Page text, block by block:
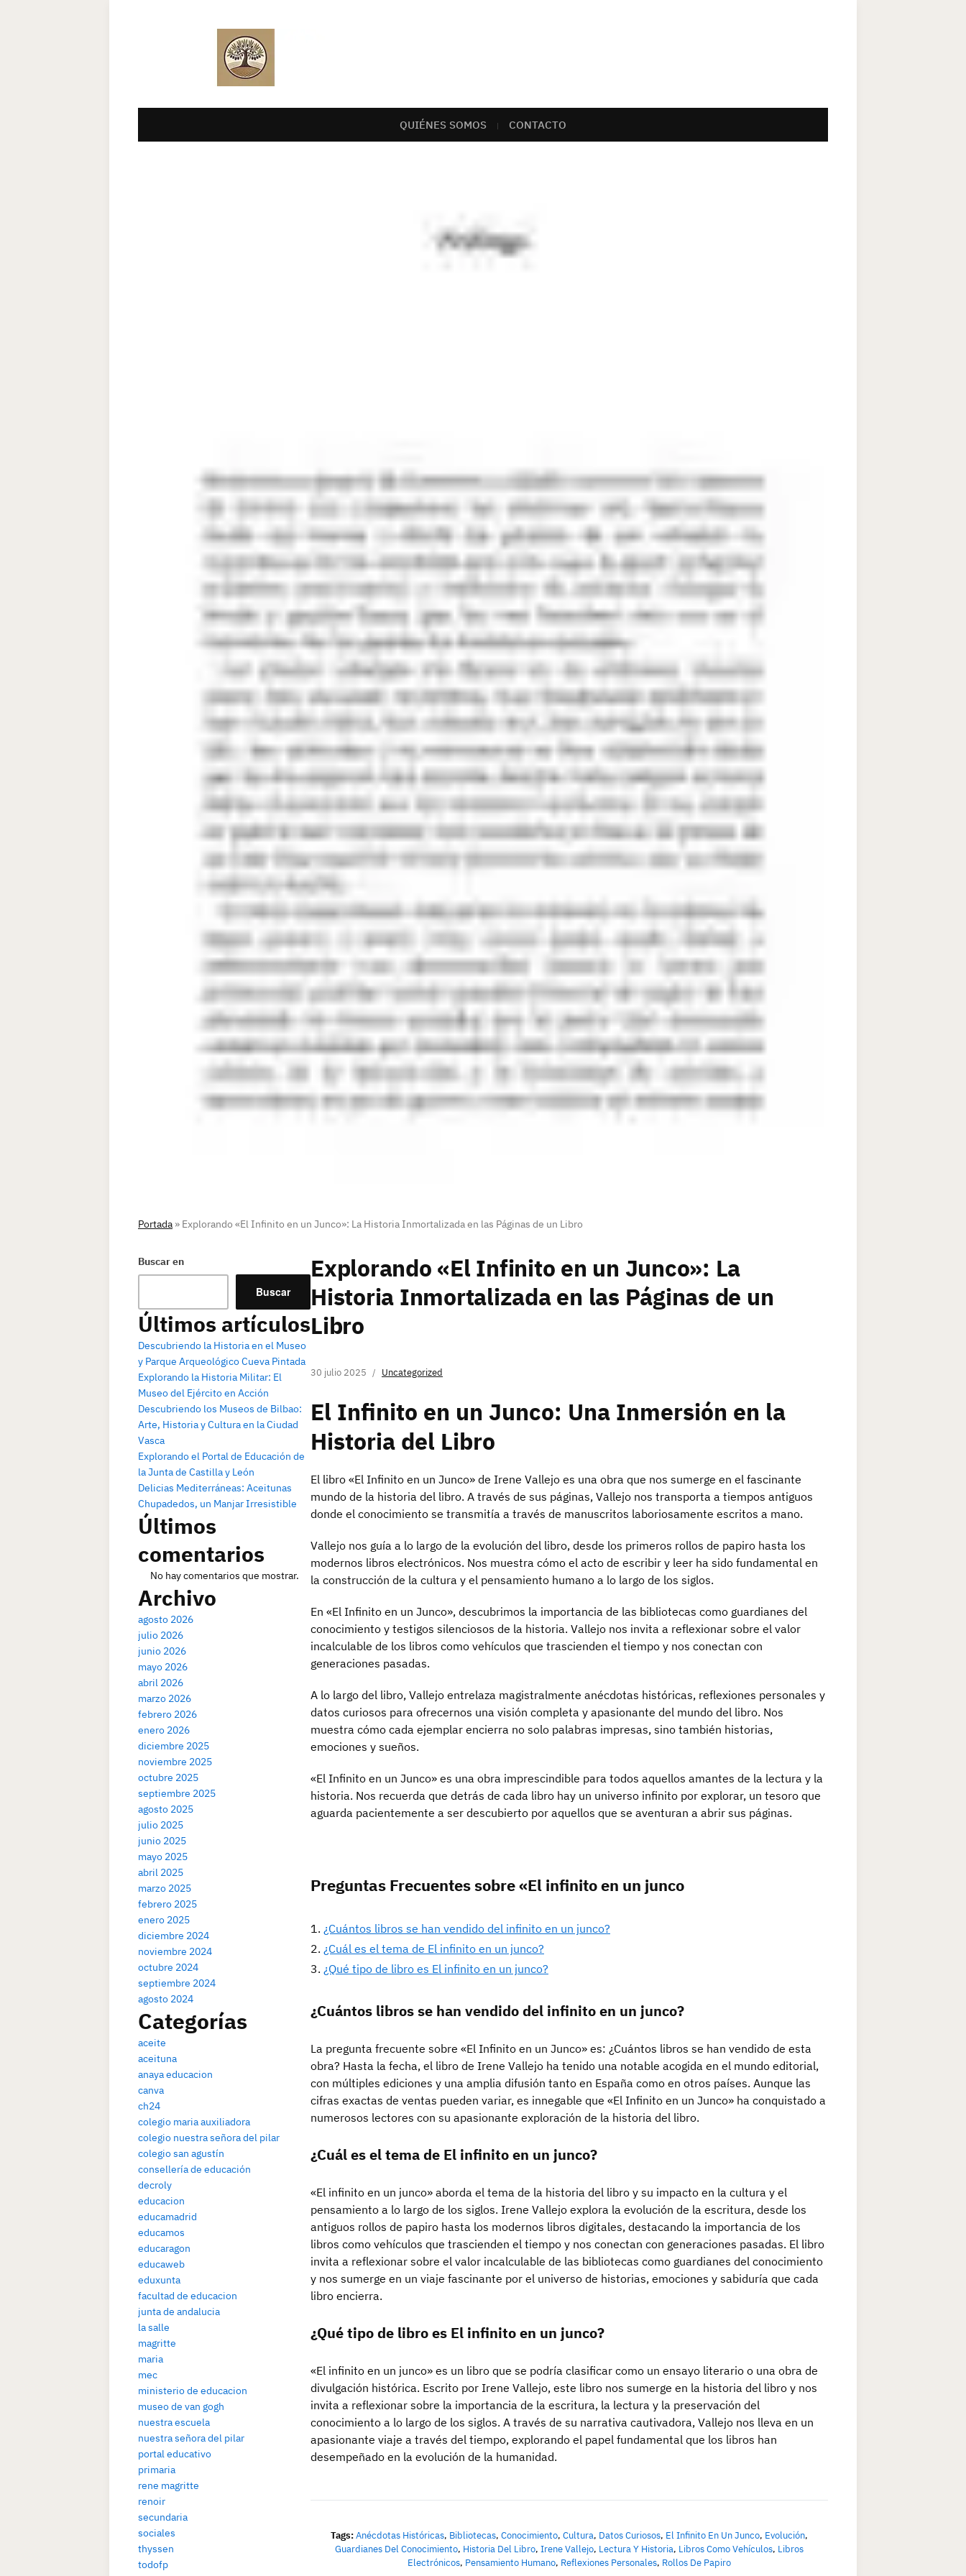
QUIÉNES SOMOS CONTACTO
Portada » Explorando «El Infinito en un Junco»: La Historia Inmortalizada en las Páginas de un Libro
Buscar en
Buscar
Últimos artículos
Descubriendo la Historia en el Museo
y Parque Arqueológico Cueva Pintada
Explorando la Historia Militar: El
Museo del Ejército en Acción
Descubriendo los Museos de Bilbao:
Arte, Historia y Cultura en la Ciudad
Vasca
Explorando el Portal de Educación de
la Junta de Castilla y León
Delicias Mediterráneas: Aceitunas
Chupadedos, un Manjar Irresistible
Últimos
comentarios
No hay comentarios que mostrar.
Archivo
agosto 2026
julio 2026
junio 2026
mayo 2026
abril 2026
marzo 2026
febrero 2026
enero 2026
diciembre 2025
noviembre 2025
octubre 2025
septiembre 2025
agosto 2025
julio 2025
junio 2025
mayo 2025
abril 2025
marzo 2025
febrero 2025
enero 2025
diciembre 2024
noviembre 2024
octubre 2024
septiembre 2024
agosto 2024
Categorías
aceite
aceituna
anaya educacion
canva
ch24
colegio maria auxiliadora
colegio nuestra señora del pilar
colegio san agustín
consellería de educación
decroly
educacion
educamadrid
educamos
educaragon
educaweb
eduxunta
facultad de educacion
junta de andalucia
la salle
magritte
maria
mec
ministerio de educacion
museo de van gogh
nuestra escuela
nuestra señora del pilar
portal educativo
primaria
rene magritte
renoir
secundaria
sociales
thyssen
todofp
Explorando «El Infinito en un Junco»: La
Historia Inmortalizada en las Páginas de un
Libro
30 julio 2025 Uncategorized
El Infinito en un Junco: Una Inmersión en la
Historia del Libro
El libro «El Infinito en un Junco» de Irene Vallejo es una obra que nos sumerge en el fascinante
mundo de la historia del libro. A través de sus páginas, Vallejo nos transporta a tiempos antiguos
donde el conocimiento se transmitía a través de manuscritos laboriosamente escritos a mano.
Vallejo nos guía a lo largo de la evolución del libro, desde los primeros rollos de papiro hasta los
modernos libros electrónicos. Nos muestra cómo el acto de escribir y leer ha sido fundamental en
la construcción de la cultura y el pensamiento humano a lo largo de los siglos.
En «El Infinito en un Junco», descubrimos la importancia de las bibliotecas como guardianes del
conocimiento y testigos silenciosos de la historia. Vallejo nos invita a reflexionar sobre el valor
incalculable de los libros como vehículos que trascienden el tiempo y nos conectan con
generaciones pasadas.
A lo largo del libro, Vallejo entrelaza magistralmente anécdotas históricas, reflexiones personales y
datos curiosos para ofrecernos una visión completa y apasionante del mundo del libro. Nos
muestra cómo cada ejemplar encierra no solo palabras impresas, sino también historias,
emociones y sueños.
«El Infinito en un Junco» es una obra imprescindible para todos aquellos amantes de la lectura y la
historia. Nos recuerda que detrás de cada libro hay un universo infinito por explorar, un tesoro que
aguarda pacientemente a ser descubierto por aquellos que se aventuran a abrir sus páginas.
Preguntas Frecuentes sobre «El infinito en un junco
¿Cuántos libros se han vendido del infinito en un junco?
¿Cuál es el tema de El infinito en un junco?
¿Qué tipo de libro es El infinito en un junco?
¿Cuántos libros se han vendido del infinito en un junco?
La pregunta frecuente sobre «El Infinito en un Junco» es: ¿Cuántos libros se han vendido de esta
obra? Hasta la fecha, el libro de Irene Vallejo ha tenido una notable acogida en el mundo editorial,
con múltiples ediciones y una amplia difusión tanto en España como en otros países. Aunque las
cifras exactas de ventas pueden variar, es innegable que «El Infinito en un Junco» ha conquistado a
numerosos lectores con su apasionante exploración de la historia del libro.
¿Cuál es el tema de El infinito en un junco?
«El infinito en un junco» aborda el tema de la historia del libro y su impacto en la cultura y el
pensamiento a lo largo de los siglos. Irene Vallejo explora la evolución de la escritura, desde los
antiguos rollos de papiro hasta los modernos libros digitales, destacando la importancia de los
libros como vehículos que trascienden el tiempo y nos conectan con generaciones pasadas. El libro
invita a reflexionar sobre el valor incalculable de las bibliotecas como guardianes del conocimiento
y nos sumerge en un viaje fascinante por el universo de historias, emociones y sabiduría que cada
libro encierra.
¿Qué tipo de libro es El infinito en un junco?
«El infinito en un junco» es un libro que se podría clasificar como un ensayo literario o una obra de
divulgación histórica. Escrito por Irene Vallejo, este libro nos sumerge en la historia del libro y nos
invita a reflexionar sobre la importancia de la escritura, la lectura y la preservación del
conocimiento a lo largo de los siglos. A través de su narrativa cautivadora, Vallejo nos lleva en un
apasionante viaje a través del tiempo, explorando el papel fundamental que los libros han
desempeñado en la evolución de la humanidad.
Tags:Anécdotas Históricas, Bibliotecas, Conocimiento, Cultura, Datos Curiosos, El Infinito En Un Junco, Evolución,
Guardianes Del Conocimiento, Historia Del Libro, Irene Vallejo, Lectura Y Historia, Libros Como Vehículos, Libros
Electrónicos, Pensamiento Humano, Reflexiones Personales, Rollos De Papiro